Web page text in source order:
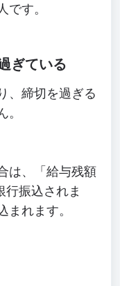
です。
ぎている
、締切を過ぎる
。
は、「給与残額
振込されま
まれます。